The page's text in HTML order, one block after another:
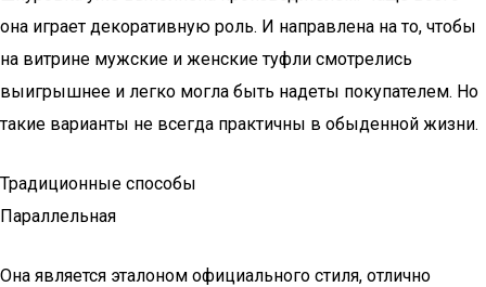
она играет декоративную роль. И направлена на то, чтобы
на витрине мужские и женские туфли смотрелись
выигрышнее и легко могла быть надеты покупателем. Но
такие варианты не всегда практичны в обыденной жизни.
Традиционные способы
Параллельная
Она является эталоном официального стиля, отлично